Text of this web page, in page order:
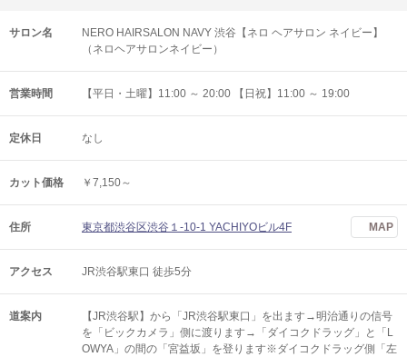
サロン名
NERO HAIRSALON NAVY 渋谷【ネロ ヘアサロン ネイビー】
（ネロヘアサロンネイビー）
営業時間 【平日・土曜】11:00 ～ 20:00 【日祝】11:00 ～ 19:00
定休日 なし
カット価格 ￥7,150～
住所 東京都渋谷区渋谷１-10-1 YACHIYOビル4F MAP
アクセス JR渋谷駅東口 徒歩5分
道案内
【JR渋谷駅】から「JR渋谷駅東口」を出ます→明治通りの信号
を「ビックカメラ」側に渡ります→「ダイコクドラッグ」と「L
OWYA」の間の「宮益坂」を登ります※ダイコクドラッグ側「左